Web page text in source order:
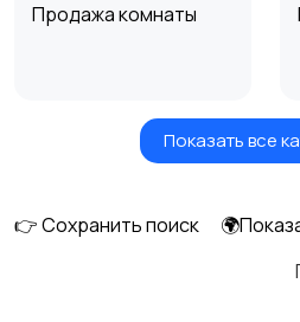
Продажа комнаты
Земельные участкиПоказать все
👉 Сохранить поиск